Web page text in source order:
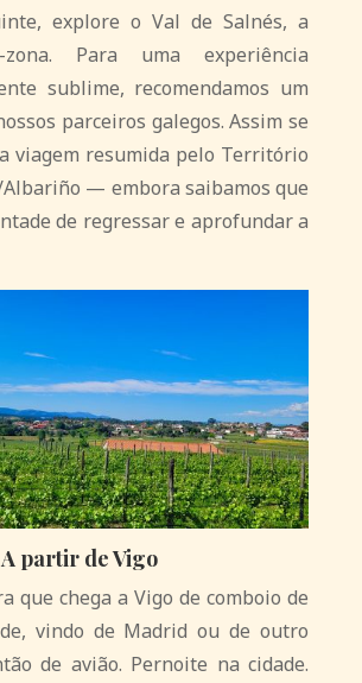
explore o Val de Salnés, a
Para uma experiência
sublime, recomendamos um
parceiros galegos. Assim se
viagem resumida pelo Território
— embora saibamos que
de regressar e aprofundar a
partir de Vigo
que chega a Vigo de comboio de
vindo de Madrid ou de outro
de avião. Pernoite na cidade.